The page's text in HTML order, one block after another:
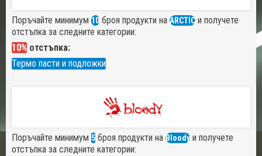
Поръчайте минимум 10 броя продукти на ARCTIC и получете
отстъпка за следните категории:
10% отстъпка:
Термо пасти и подложки
Поръчайте минимум 5 броя продукти на Bloody и получете
отстъпка за следните категории: